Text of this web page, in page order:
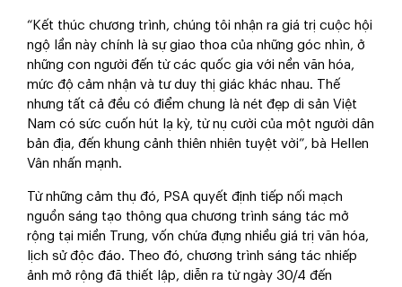
“Kết thúc chương trình, chúng tôi nhận ra giá trị cuộc hội
ngộ lần này chính là sự giao thoa của những góc nhìn, ở
những con người đến từ các quốc gia với nền văn hóa,
mức độ cảm nhận và tư duy thị giác khác nhau. Thế
nhưng tất cả đều có điểm chung là nét đẹp di sản Việt
Nam có sức cuốn hút lạ kỳ, từ nụ cười của một người dân
bản địa, đến khung cảnh thiên nhiên tuyệt vời”, bà Hellen
Vân nhấn mạnh.
Từ những cảm thụ đó, PSA quyết định tiếp nối mạch
nguồn sáng tạo thông qua chương trình sáng tác mở
rộng tại miền Trung, vốn chứa đựng nhiều giá trị văn hóa,
lịch sử độc đáo. Theo đó, chương trình sáng tác nhiếp
ảnh mở rộng đã thiết lập, diễn ra từ ngày 30/4 đến